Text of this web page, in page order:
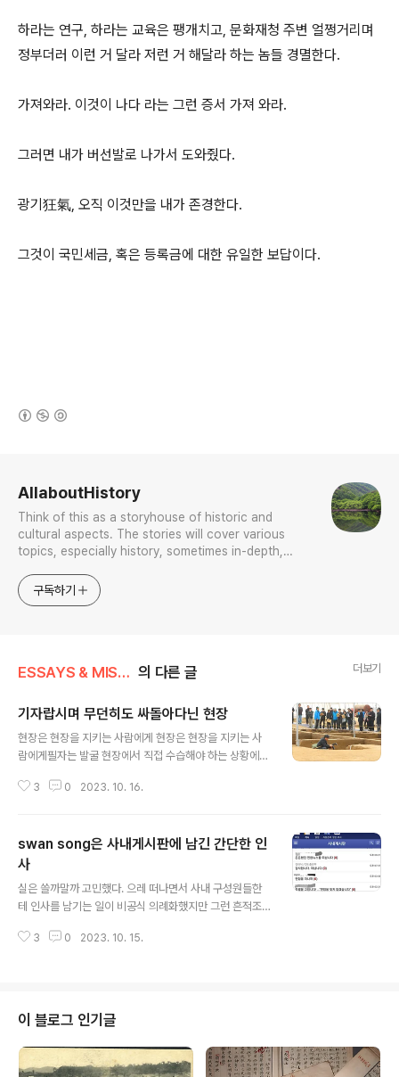
하라는 연구, 하라는 교육은 팽개치고, 문화재청 주변 얼쩡거리며
정부더러 이런 거 달라 저런 거 해달라 하는 놈들 경멸한다.
가져와라. 이것이 나다 라는 그런 증서 가져 와라.
그러면 내가 버선발로 나가서 도와줬다.
광기狂氣, 오직 이것만을 내가 존경한다.
그것이 국민세금, 혹은 등록금에 대한 유일한 보답이다.
AllaboutHistory
Think of this as a storyhouse of historic and
cultural aspects. The stories will cover various
topics, especially history, sometimes in-depth,
approach will be to resist any common sense or
generalized viewpoint
구독하기
ESSAYS & MISCELLANIES 의 다른 글 더보기
기자랍시며 무던히도 싸돌아다닌 현장
현장은 현장을 지키는 사람에게 현장은 현장을 지키는 사
람에게필자는 발굴 현장에서 직접 수습해야 하는 상황에서
료를 수습하고자 하는 원칙을 지키고자 했다. 필자 같이 실
다. 현장을 떠난 기자는 더는 기자가 아니다. 기자한테 현장
은 뉴스가 있는 현장이 있고, 미래의 뉴스 생산을 위한 경험
과 공부가 되는 현장이 있다. 나는 닥치지 않고 현장을 다니
려 했다. 31년에 이르는 기자 생활 중 문화재 기자 생활을
다니려 했다. 발굴현장은 말할 것도 없고 다른 문화재 현장
3 0 2023. 10. 16.
swan song은 사내게시판에 남긴 간단한 인
사
실은 쓸까말까 고민했다. 으레 떠나면서 사내 구성원들한
테 인사를 남기는 일이 비공식 의례화했지만 그런 흔적조
언뜻 비치는데 보니, 이번 희망퇴직 동기 아홉명 중 연차로
일주일간 퇴직 퍼레이드에서 개중 그래도 연합에 대한 애
정이랄까 배려라고 보일 만한 구절 따다가 우라까이했다.
문서상으로야 나는 내일(16일) 자정까지가 연합뉴스 사원
이나 이미 퇴직원을 던진 순간 마음은 다 떠났다. 다만 저
3 0 2023. 10. 15.
이 블로그 인기글